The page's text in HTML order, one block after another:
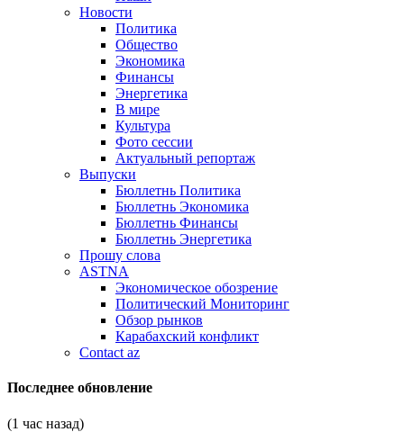
Новости
Политика
Общество
Экономика
Финансы
Энергетика
В мире
Культура
Фото сессии
Актуальный репортаж
Выпуски
Бюллетнь Политика
Бюллетнь Экономика
Бюллетнь Финансы
Бюллетнь Энергетика
Прошу слова
ASTNA
Экономическое обозрение
Политический Мониторинг
Обзор рынков
Карабахский конфликт
Contact az
Последнее обновление
(1 час назад)